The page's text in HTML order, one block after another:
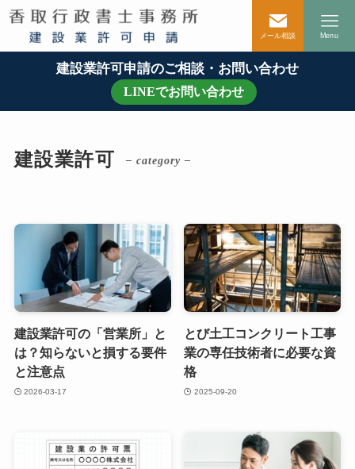
メール相談 Menu
建設業許可申請のご相談・お問い合わせ
LINEでお問い合わせ
建設業許可 – category –
建設業許可の「営業所」と
は？知らないと損する要件
と注意点
2026-03-17
とび土工コンクリート工事
業の専任技術者に必要な資
格
2025-09-20